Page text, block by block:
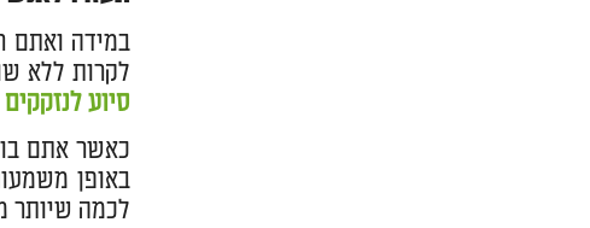
במידה ואתם
לקרות ללא
סיוע לנזקקים
כאשר אתם
באופן
לכמה שיותר